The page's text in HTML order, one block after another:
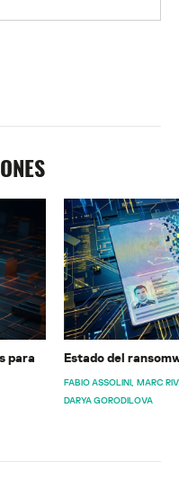
para
Estado del
FABIO ASSOLINI MARC
DARYA GORODILOVA